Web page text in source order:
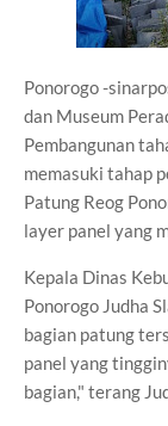
Ponorogo -
dan Museum
Pembangunan
memasuki tahap
Patung Reog
layer panel yang
Kepala Dinas
Ponorogo Judha
bagian patung
panel yang
bagian," terang